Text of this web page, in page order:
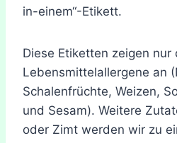
in-einem“-Etikett.
Diese Etiketten zeigen
Lebensmittelallergene an
Schalenfrüchte, Weizen,
und Sesam). Weitere
oder Zimt werden wir zu